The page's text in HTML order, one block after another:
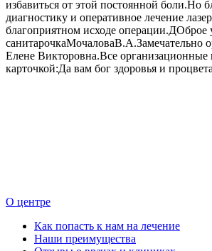
избавиться от этой постоянной
диагностику и оперативное лечение
благоприятном исходе
санитарочкаМочаловаВ.А.Замечательно
Елене Викторовна.Все организационные
карточкой:Да вам бог здоровья и
О центре
Как попасть к нам на лечение
Наши преимущества